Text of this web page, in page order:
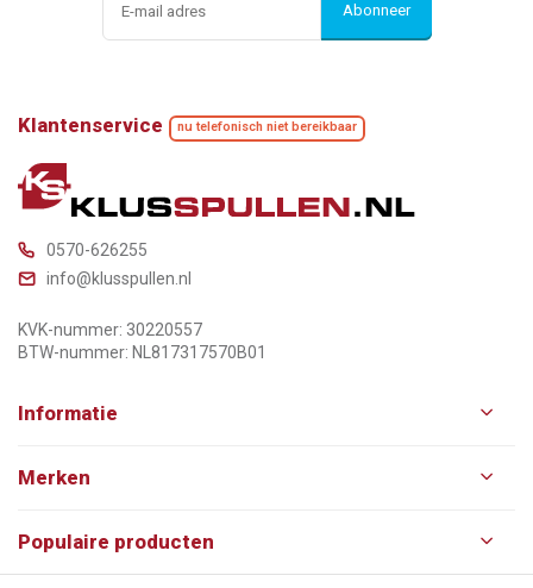
Abonneer
Klantenservice nu telefonisch niet bereikbaar
0570-626255
info@klusspullen.nl
KVK-nummer: 30220557
BTW-nummer: NL817317570B01
Informatie
Merken
Populaire producten